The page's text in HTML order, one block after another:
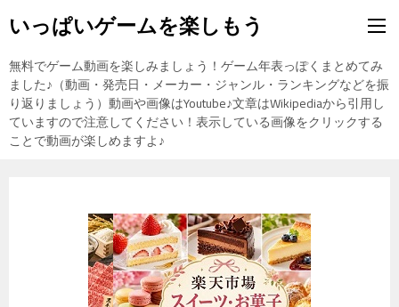
いっぱいゲームを楽しもう
無料でゲーム動画を楽しみましょう！ゲーム年表っぽくまとめてみ
ました♪（動画・発売日・メーカー・ジャンル・ランキングなどを振
り返りましょう）動画や画像はYoutube♪文章はWikipediaから引用し
ていますので注意してください！表示している画像をクリックする
ことで動画が楽しめますよ♪